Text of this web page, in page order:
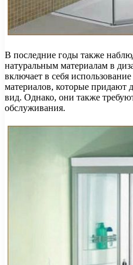
В последние годы также
натуральным материалам в
включает в себя
материалов, которые
вид. Однако, они также
обслуживания.